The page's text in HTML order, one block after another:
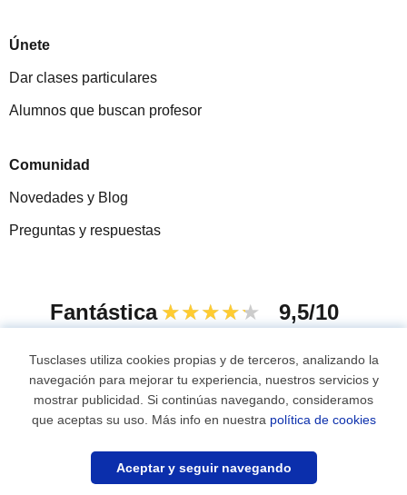
Únete
Dar clases particulares
Alumnos que buscan profesor
Comunidad
Novedades y Blog
Preguntas y respuestas
Fantástica ★★★★★ 9,5/10
© 2007 - 2026 Tusclases.com.uy
Mapa web:Profesores particulares
Tusclases utiliza cookies propias y de terceros, analizando la
navegación para mejorar tu experiencia, nuestros servicios y
mostrar publicidad. Si continúas navegando, consideramos
que aceptas su uso. Más info en nuestra política de cookies
Aceptar y seguir navegando